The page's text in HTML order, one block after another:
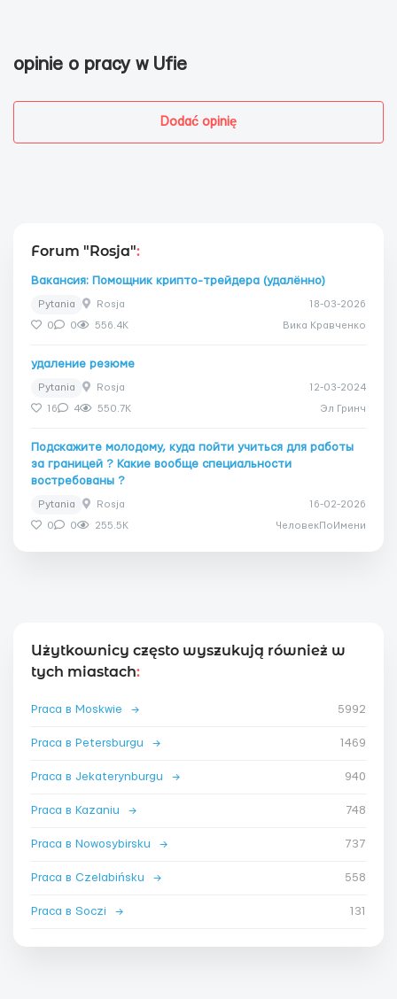
opinie o pracy w Ufie
Dodać opinię
Forum "Rosja":
Вакансия: Помощник крипто-трейдера (удалённо)
Pytania Rosja 18-03-2026
0 0 556.4K Вика Кравченко
удаление резюме
Pytania Rosja 12-03-2024
16 4 550.7K Эл Гринч
Подскажите молодому, куда пойти учиться для работы
за границей ? Какие вообще специальности
востребованы ?
Pytania Rosja 16-02-2026
0 0 255.5K ЧеловекПоИмени
Użytkownicy często wyszukują również w
tych miastach:
Praca в Moskwie → 5992
Praca в Petersburgu → 1469
Praca в Jekaterynburgu → 940
Praca в Kazaniu → 748
Praca в Nowosybirsku → 737
Praca в Czelabińsku → 558
Praca в Soczi → 131